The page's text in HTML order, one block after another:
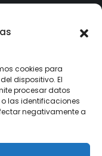
cookies para
dispositivo. El
procesar datos
las identificaciones
negativamente a
y ofertas que